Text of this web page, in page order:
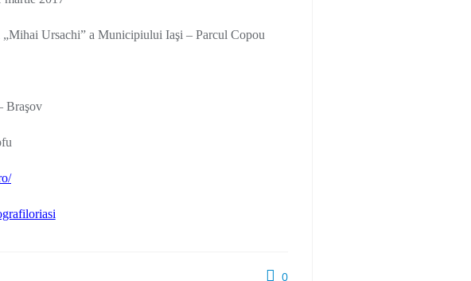
Ursachi” a Municipiului Iaşi – Parcul Copou
Braşov
0